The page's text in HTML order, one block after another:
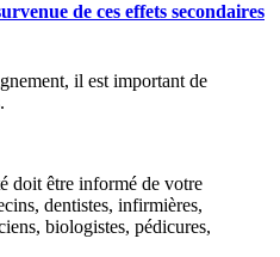
de ces effets secondaires
il est important de
doit être informé de votre
dentistes, infirmières,
biologistes, pédicures,